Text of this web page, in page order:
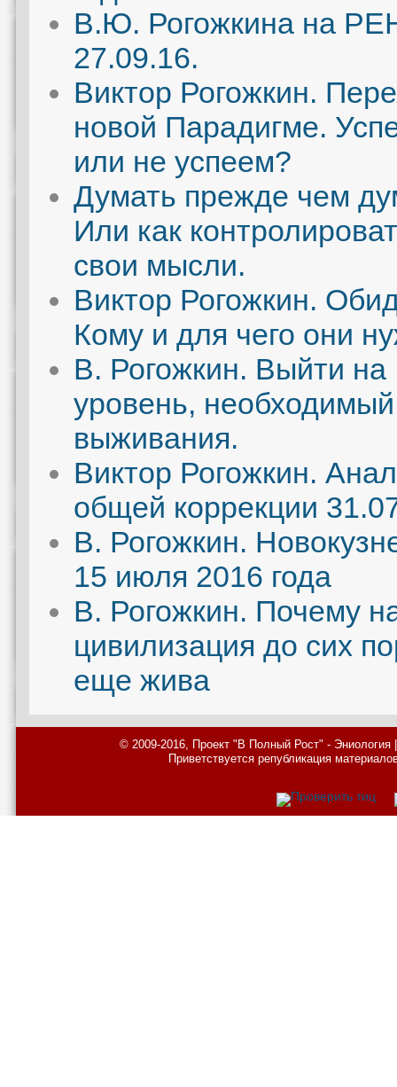
В.Ю. Рогожкина на
27.09.16.
Виктор Рогожкин.
новой Парадигме.
или не успеем?
Думать прежде чем
Или как
свои мысли.
Виктор Рогожкин.
Кому и для чего они
В. Рогожкин. Выйти на
уровень,
выживания.
Виктор Рогожкин.
общей коррекции
В. Рогожкин.
15 июля 2016 года
В. Рогожкин. Почему
цивилизация до сих
еще жива
© 2009-2016, Проект "В Полный Рост" -
Приветствуется републикация